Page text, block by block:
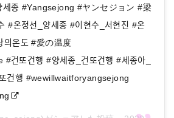
#Yangsejong #ヤンセジョン #梁
#이현수_서현진 #온
#愛の温度
#양세종_건또건행 #세종아_
#wewillwaitforyangsejong